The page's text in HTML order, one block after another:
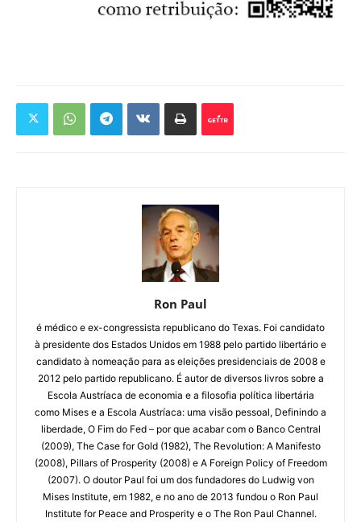
Ron Paul
é médico e ex-congressista republicano do Texas. Foi candidato
à presidente dos Estados Unidos em 1988 pelo partido libertário e
candidato à nomeação para as eleições presidenciais de 2008 e
2012 pelo partido republicano. É autor de diversos livros sobre a
Escola Austríaca de economia e a filosofia política libertária
como Mises e a Escola Austríaca: uma visão pessoal, Definindo a
liberdade, O Fim do Fed – por que acabar com o Banco Central
(2009), The Case for Gold (1982), The Revolution: A Manifesto
(2008), Pillars of Prosperity (2008) e A Foreign Policy of Freedom
(2007). O doutor Paul foi um dos fundadores do Ludwig von
Mises Institute, em 1982, e no ano de 2013 fundou o Ron Paul
Institute for Peace and Prosperity e o The Ron Paul Channel.